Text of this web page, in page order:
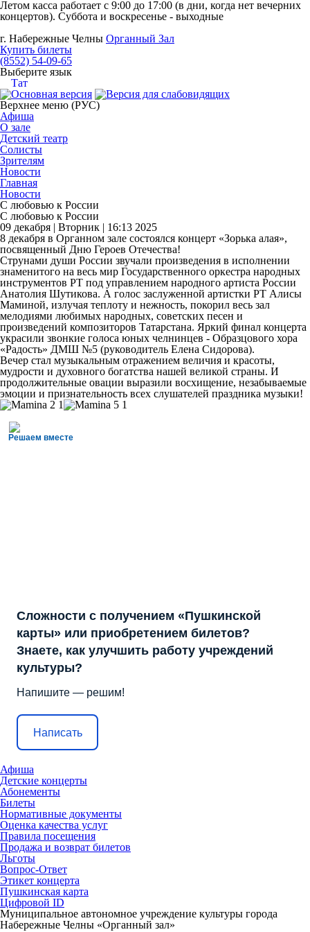
Летом касса работает с 9:00 до 17:00 (в дни, когда нет вечерних
концертов). Суббота и воскресенье - выходные
г. Набережные Челны Органный Зал
Купить билеты
(8552) 54-09-65
Выберите язык
Тат
Верхнее меню (РУС)
Афиша
О зале
Детский театр
Солисты
Зрителям
Новости
Главная
Новости
С любовью к России
С любовью к России
09 декабря | Вторник | 16:13 2025
8 декабря в Органном зале состоялся концерт «Зорька алая»,
посвященный Дню Героев Отечества!
Струнами души России звучали произведения в исполнении
знаменитого на весь мир Государственного оркестра народных
инструментов РТ под управлением народного артиста России
Анатолия Шутикова. А голос заслуженной артистки РТ Алисы
Маминой, излучая теплоту и нежность, покорил весь зал
мелодиями любимых народных, советских песен и
произведений композиторов Татарстана. Яркий финал концерта
украсили звонкие голоса юных челнинцев - Образцового хора
«Радость» ДМШ №5 (руководитель Елена Сидорова).
Вечер стал музыкальным отражением величия и красоты,
мудрости и духовного богатства нашей великой страны. И
продолжительные овации выразили восхищение, незабываемые
эмоции и признательность всех слушателей праздника музыки!
Решаем вместе
Сложности с получением «Пушкинской
карты» или приобретением билетов?
Знаете, как улучшить работу учреждений
культуры?
Напишите — решим!
Написать
Афиша
Детские концерты
Абонементы
Билеты
Нормативные документы
Оценка качества услуг
Правила посещения
Продажа и возврат билетов
Льготы
Вопрос-Ответ
Этикет концерта
Пушкинская карта
Цифровой ID
Муниципальное автономное учреждение культуры города
Набережные Челны «Органный зал»